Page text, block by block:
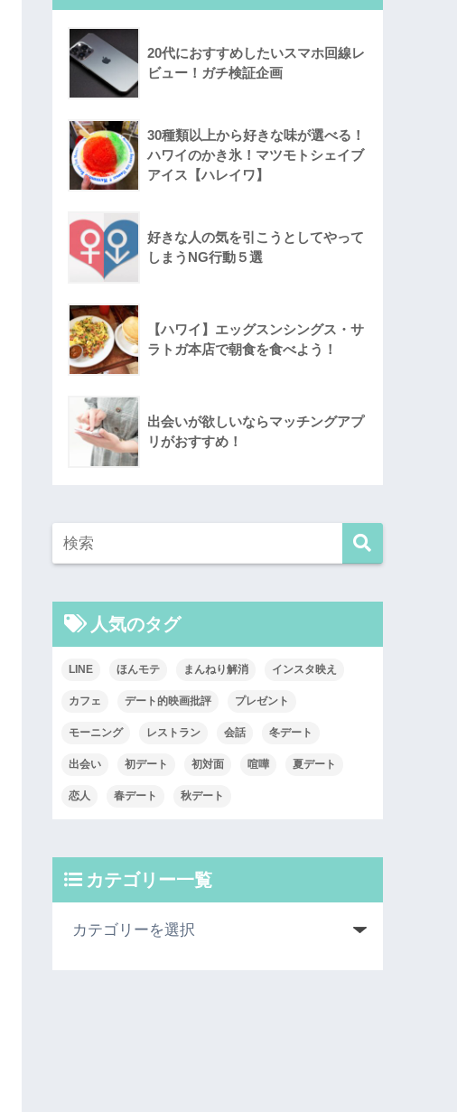
20代におすすめしたいスマホ回線レ
ビュー！ガチ検証企画
30種類以上から好きな味が選べる！
ハワイのかき氷！マツモトシェイブ
アイス【ハレイワ】
好きな人の気を引こうとしてやって
しまうNG行動５選
【ハワイ】エッグスンシングス・サ
ラトガ本店で朝食を食べよう！
出会いが欲しいならマッチングアプ
リがおすすめ！
人気のタグ
LINE ほんモテ まんねり解消 インスタ映え
カフェ デート的映画批評 プレゼント
モーニング レストラン 会話 冬デート
出会い 初デート 初対面 喧嘩 夏デート
恋人 春デート 秋デート
カテゴリー一覧